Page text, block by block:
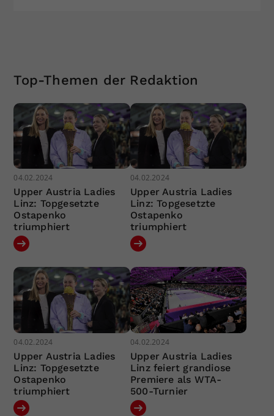
Top-Themen der Redaktion
04.02.2024
Upper Austria Ladies
Linz: Topgesetzte
Ostapenko
triumphiert
04.02.2024
Upper Austria Ladies
Linz: Topgesetzte
Ostapenko
triumphiert
04.02.2024
Upper Austria Ladies
Linz: Topgesetzte
Ostapenko
triumphiert
04.02.2024
Upper Austria Ladies
Linz feiert grandiose
Premiere als WTA-
500-Turnier